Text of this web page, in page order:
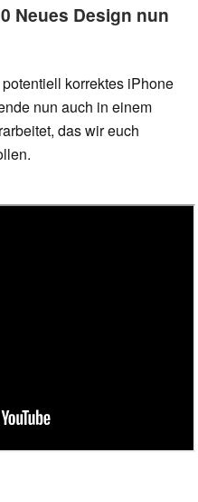
Neues Design nun
korrektes iPhone
nun auch in einem
das wir euch